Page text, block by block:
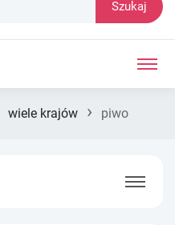
Szukaj
wiele krajów › piwo